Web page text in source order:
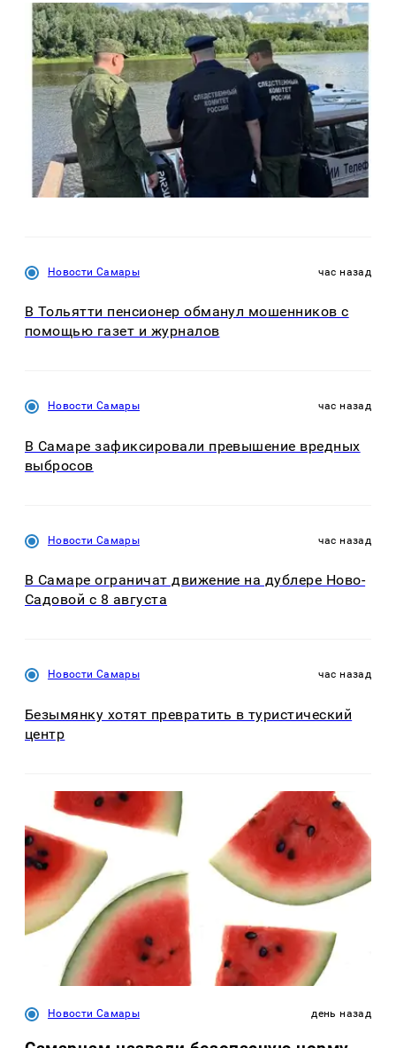
Новости Самары час назад
В Тольятти пенсионер обманул мошенников с
помощью газет и журналов
Новости Самары час назад
В Самаре зафиксировали превышение вредных
выбросов
Новости Самары час назад
В Самаре ограничат движение на дублере Ново-
Садовой с 8 августа
Новости Самары час назад
Безымянку хотят превратить в туристический
центр
Новости Самары день назад